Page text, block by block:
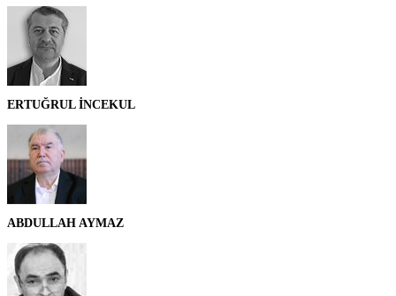
ERTUĞRUL İNCEKUL
ABDULLAH AYMAZ